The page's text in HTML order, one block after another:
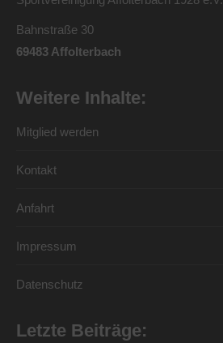
Bahnstraße 30
69483 Affolterbach
Weitere Inhalte:
Mitglied werden
Kontakt
Anfahrt
Impressum
Datenschutz
Letzte Beiträge: